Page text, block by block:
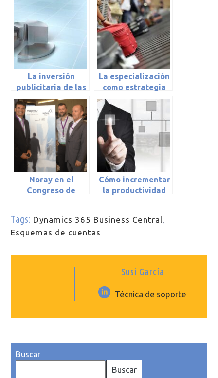
La inversión
publicitaria de las
empresas
turísticas
La especialización
como estrategia
turística
Noray en el
Congreso de
Cómo incrementar
la productividad
hotelero
Tags: Dynamics 365 Business Central
Esquemas de cuentas
Susi García
Técnica de soporte
Buscar
Buscar